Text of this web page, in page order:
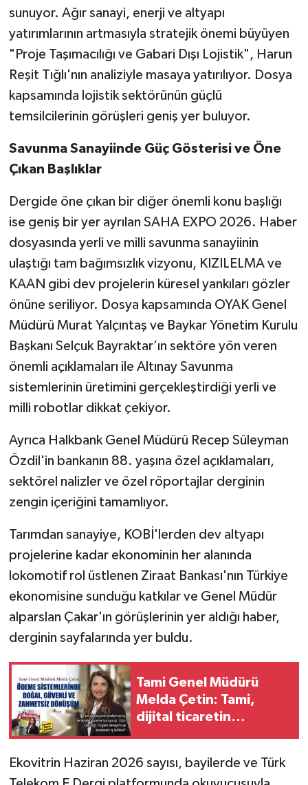
sunuyor. Ağır sanayi, enerji ve altyapı
yatırımlarının artmasıyla stratejik önemi büyüyen
"Proje Taşımacılığı ve Gabari Dışı Lojistik", Harun
Reşit Tığlı'nın analiziyle masaya yatırılıyor. Dosya
kapsamında lojistik sektörünün güçlü
temsilcilerinin görüşleri geniş yer buluyor.
Savunma Sanayiinde Güç Gösterisi ve Öne
Çıkan Başlıklar
Dergide öne çıkan bir diğer önemli konu başlığı
ise geniş bir yer ayrılan SAHA EXPO 2026. Haber
dosyasında yerli ve milli savunma sanayiinin
ulaştığı tam bağımsızlık vizyonu, KIZILELMA ve
KAAN gibi dev projelerin küresel yankıları gözler
önüne seriliyor. Dosya kapsamında OYAK Genel
Müdürü Murat Yalçıntaş ve Baykar Yönetim Kurulu
Başkanı Selçuk Bayraktar’ın sektöre yön veren
önemli açıklamaları ile Altınay Savunma
sistemlerinin üretimini gerçekleştirdiği yerli ve
milli robotlar dikkat çekiyor.
Ayrıca Halkbank Genel Müdürü Recep Süleyman
Özdil'in bankanın 88. yaşına özel açıklamaları,
sektörel nalizler ve özel röportajlar derginin
zengin içeriğini tamamlıyor.
Tarımdan sanayiye, KOBİ'lerden dev altyapı
projelerine kadar ekonominin her alanında
lokomotif rol üstlenen Ziraat Bankası'nın Türkiye
ekonomisine sunduğu katkılar ve Genel Müdür
alparslan Çakar'ın görüşlerinin yer aldığı haber,
derginin sayfalarında yer buldu.
Tami Genel Müdürü
Melda Çetin: Tami,
dijital ticaretin
Ekovitrin Haziran 2026 sayısı, bayilerde ve Türk